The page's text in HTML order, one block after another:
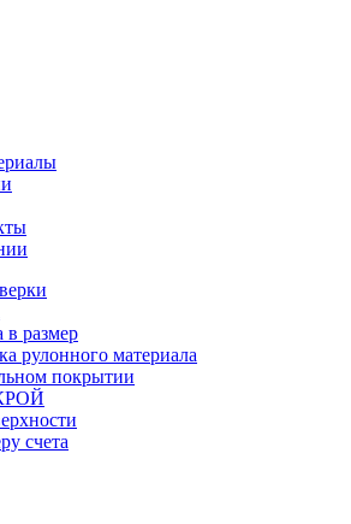
в размер
рулонного материала
покрытии
счета